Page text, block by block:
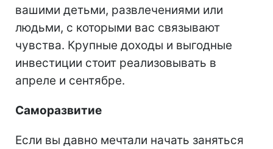
вашими детьми, развлечениями или
людьми, с которыми вас связывают
чувства. Крупные доходы и выгодные
инвестиции стоит реализовывать в
апреле и сентябре.
Саморазвитие
Если вы давно мечтали начать заняться